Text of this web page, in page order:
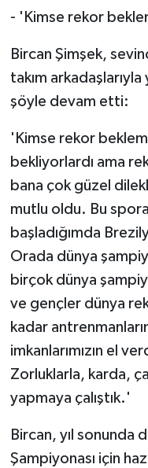
- 'Kimse rekor
Bircan Şimşek,
takım
şöyle devam etti:
'Kimse rekor
bekliyorlardı ama
bana çok güzel
mutlu oldu. Bu
başladığımda
Orada dünya
birçok dünya
ve gençler dünya
kadar
imkanlarımızın el
Zorluklarla, karda,
yapmaya çalıştık.'
Bircan, yıl sonunda
Şampiyonası için